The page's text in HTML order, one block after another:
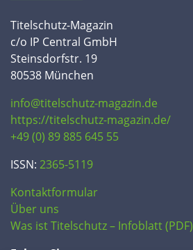
Titelschutz-Magazin
c/o IP Central GmbH
Steinsdorfstr. 19
80538 München
info@titelschutz-magazin.de
https://titelschutz-magazin.de/
+49 (0) 89 885 645 55
ISSN: 2365-5119
Kontaktformular
Über uns
Was ist Titelschutz – Infoblatt (PDF)